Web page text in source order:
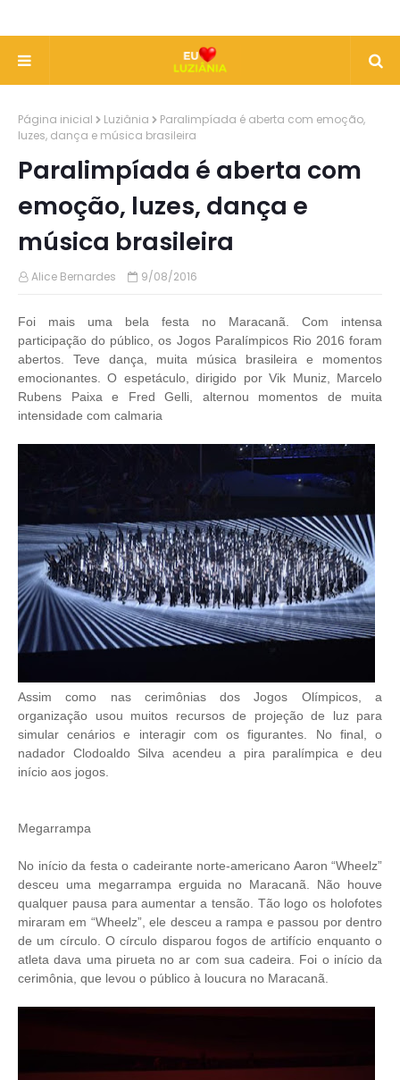
Página inicial Luziânia
Paralimpíada é aberta com emoção,
luzes, dança e música brasileira
Paralimpíada é aberta com
emoção, luzes, dança e
música brasileira
Alice Bernardes 9/08/2016
Foi mais uma bela festa no Maracanã. Com intensa
participação do público, os Jogos Paralímpicos Rio 2016 foram
abertos. Teve dança, muita música brasileira e momentos
emocionantes. O espetáculo, dirigido por Vik Muniz, Marcelo
Rubens Paixa e Fred Gelli, alternou momentos de muita
intensidade com calmaria
Assim como nas cerimônias dos Jogos Olímpicos, a
organização usou muitos recursos de projeção de luz para
simular cenários e interagir com os figurantes. No final, o
nadador Clodoaldo Silva acendeu a pira paralímpica e deu
início aos jogos.
Megarrampa
No início da festa o cadeirante norte-americano Aaron “Wheelz”
desceu uma megarrampa erguida no Maracanã. Não houve
qualquer pausa para aumentar a tensão. Tão logo os holofotes
miraram em “Wheelz”, ele desceu a rampa e passou por dentro
de um círculo. O círculo disparou fogos de artifício enquanto o
atleta dava uma pirueta no ar com sua cadeira. Foi o início da
cerimônia, que levou o público à loucura no Maracanã.